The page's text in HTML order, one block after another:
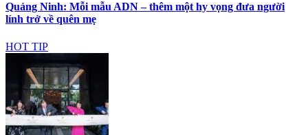
Quảng Ninh: Mỗi mẫu ADN – thêm một hy vọng đưa người
lính trở về quên mẹ
HOT TIP